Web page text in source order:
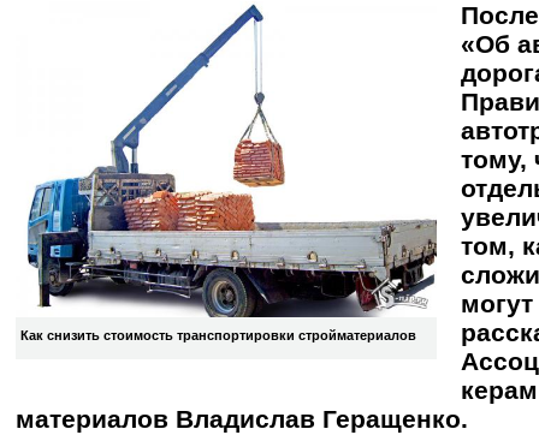
Как снизить стоимость транспортировки стройматериалов
«Об
тому,
том,
материалов Владислав Геращенко.